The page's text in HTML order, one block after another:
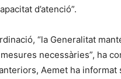
d’atenció”.
“la Generalitat
necessàries”, ha
Aemet ha informat